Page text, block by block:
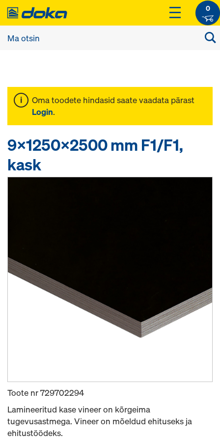
0
Oma toodete hindasid saate vaadata pärast
Login.
9x1250x2500 mm F1/F1,
kask
Toote nr729702294
Lamineeritud kase vineer on kõrgeima
tugevusastmega. Vineer on mõeldud ehituseks ja
ehitustöödeks.